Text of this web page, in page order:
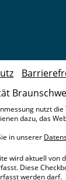
nutzt die
dazu, das
in unserer
wird aktuell von
Diese
werden darf.